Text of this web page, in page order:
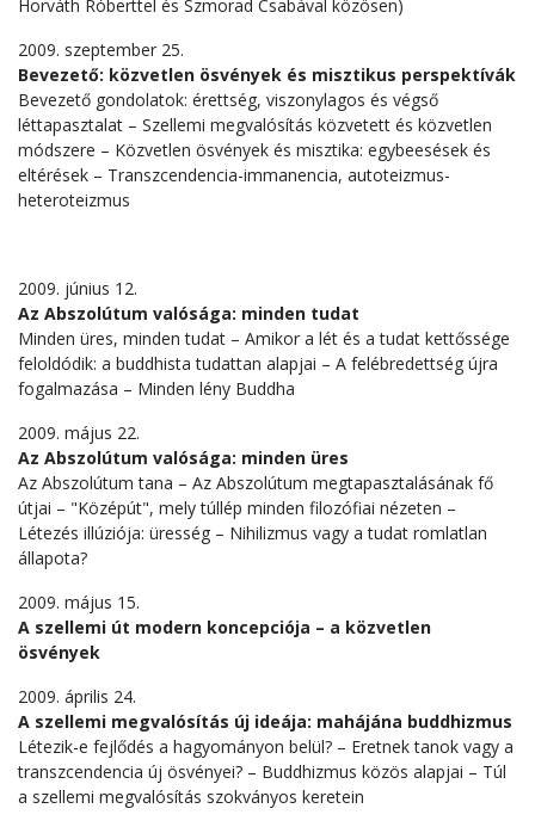
Horváth Róberttel és Szmorad Csabával közösen)
2009. szeptember 25.
Bevezető: közvetlen ösvények és misztikus perspektívák
Bevezető gondolatok: érettség, viszonylagos és végső
léttapasztalat – Szellemi megvalósítás közvetett és közvetlen
módszere – Közvetlen ösvények és misztika: egybeesések és
eltérések – Transzcendencia-immanencia, autoteizmus-
heteroteizmus
2009. június 12.
Az Abszolútum valósága: minden tudat
Minden üres, minden tudat – Amikor a lét és a tudat kettőssége
feloldódik: a buddhista tudattan alapjai – A felébredettség újra
fogalmazása – Minden lény Buddha
2009. május 22.
Az Abszolútum valósága: minden üres
Az Abszolútum tana – Az Abszolútum megtapasztalásának fő
útjai – "Középút", mely túllép minden filozófiai nézeten –
Létezés illúziója: üresség – Nihilizmus vagy a tudat romlatlan
állapota?
2009. május 15.
A szellemi út modern koncepciója – a közvetlen
ösvények
2009. április 24.
A szellemi megvalósítás új ideája: mahájána buddhizmus
Létezik-e fejlődés a hagyományon belül? – Eretnek tanok vagy a
transzcendencia új ösvényei? – Buddhizmus közös alapjai – Túl
a szellemi megvalósítás szokványos keretein